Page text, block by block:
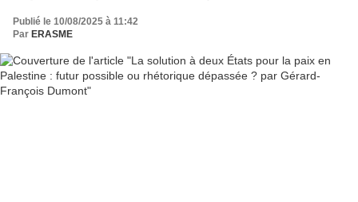
Publié le 10/08/2025 à 11:42
Par ERASME